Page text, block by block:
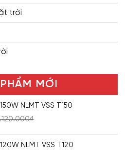
trời
MỚI
NLMT VSS T150
₫
NLMT VSS T120